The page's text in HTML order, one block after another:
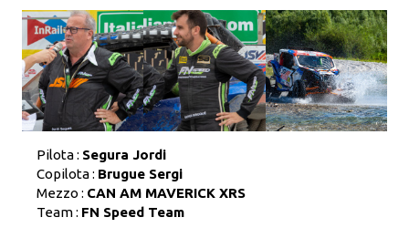
Pilota : Segura Jordi
Copilota : Brugue Sergi
Mezzo : CAN AM MAVERICK XRS
Team : FN Speed Team